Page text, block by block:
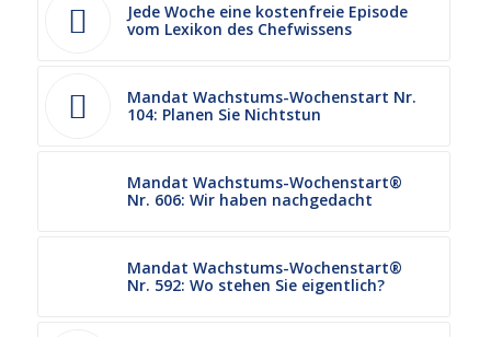
Jede Woche eine kostenfreie Episode
vom Lexikon des Chefwissens
Mandat Wachstums-Wochenstart Nr.
104: Planen Sie Nichtstun
Mandat Wachstums-Wochenstart®
Nr. 606: Wir haben nachgedacht
Mandat Wachstums-Wochenstart®
Nr. 592: Wo stehen Sie eigentlich?